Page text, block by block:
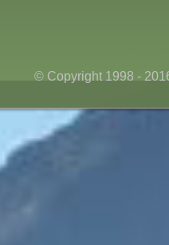
© Copyright 1998 -